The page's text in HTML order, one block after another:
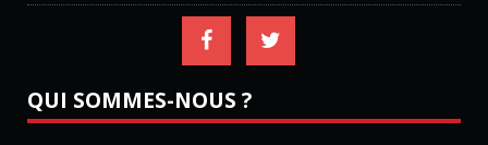
QUI SOMMES-NOUS ?